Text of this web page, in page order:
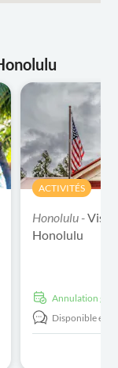
ACTIVITÉS
Honolulu -
Honolulu
Annulation
Disponible en: